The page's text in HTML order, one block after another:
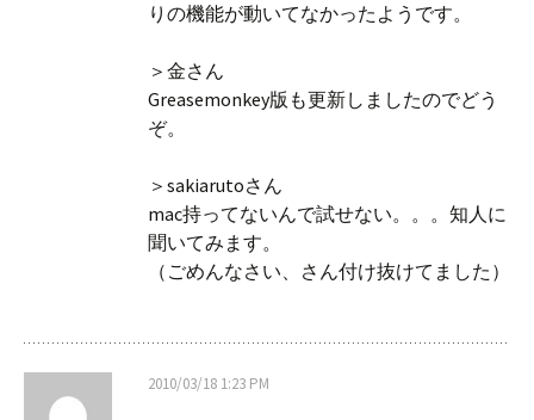
りの機能が動いてなかったようです。
＞金さん
Greasemonkey版も更新しましたのでどう
ぞ。
＞sakiarutoさん
mac持ってないんで試せない。。。知人に
聞いてみます。
（ごめんなさい、さん付け抜けてました）
2010/03/18 1:23 PM